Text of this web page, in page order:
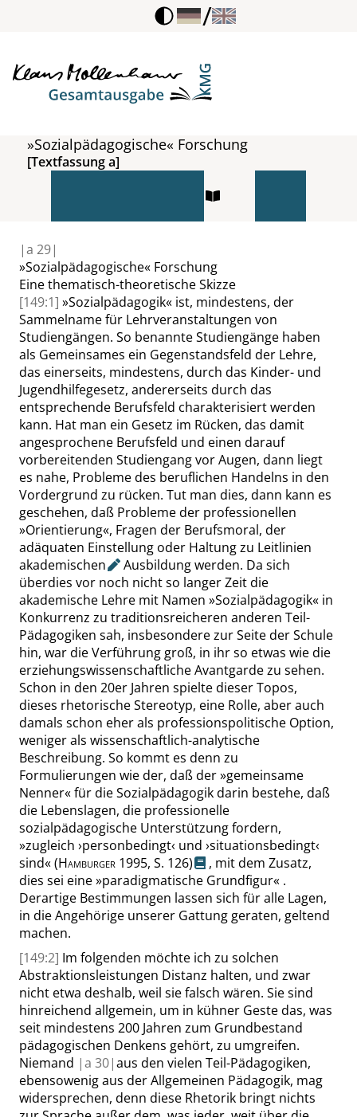
/
»Sozialpädagogische« Forschung
[Textfassung a]
|a 29|
»Sozialpädagogische« Forschung
Eine thematisch-theoretische Skizze
[149:1] »Sozialpädagogik« ist, mindestens, der
Sammelname für Lehrveranstaltungen von
Studiengängen. So benannte Studiengänge haben
als Gemeinsames ein Gegenstandsfeld der Lehre,
das einerseits, mindestens, durch das Kinder- und
Jugendhilfegesetz, andererseits durch das
entsprechende Berufsfeld charakterisiert werden
kann. Hat man ein Gesetz im Rücken, das damit
angesprochene Berufsfeld und einen darauf
vorbereitenden Studiengang vor Augen, dann liegt
es nahe, Probleme des beruflichen Handelns in den
Vordergrund zu rücken. Tut man dies, dann kann es
geschehen, daß Probleme der professionellen
»Orientierung«, Fragen der Berufsmoral, der
adäquaten Einstellung oder Haltung zu Leitlinien
akademischen
Ausbildung werden. Da sich
überdies vor noch nicht so langer Zeit die
akademische Lehre mit Namen »Sozialpädagogik« in
Konkurrenz zu traditionsreicheren anderen Teil-
Pädagogiken sah, insbesondere zur Seite der Schule
hin, war die Verführung groß, in ihr so etwas wie die
erziehungswissenschaftliche Avantgarde zu sehen.
Schon in den 20er Jahren spielte dieser Topos,
dieses rhetorische Stereotyp, eine Rolle, aber auch
damals schon eher als professionspolitische Option,
weniger als wissenschaftlich-analytische
Beschreibung. So kommt es denn zu
Formulierungen wie der, daß der»gemeinsame
Nenner«für die Sozialpädagogik darin bestehe, daß
die Lebenslagen, die professionelle
sozialpädagogische Unterstützung fordern,
»zugleich ›personbedingt‹ und ›situationsbedingt‹
sind«(Hamburger 1995, S. 126)
, mit dem Zusatz,
dies sei eine»paradigmatische Grundfigur« .
Derartige Bestimmungen lassen sich für alle Lagen,
in die Angehörige unserer Gattung geraten, geltend
machen.
[149:2] Im folgenden möchte ich zu solchen
Abstraktionsleistungen Distanz halten, und zwar
nicht etwa deshalb, weil sie falsch wären. Sie sind
hinreichend allgemein, um in kühner Geste das, was
seit mindestens 200 Jahren zum Grundbestand
pädagogischen Denkens gehört, zu umgreifen.
Niemand |a 30|aus den vielen Teil-Pädagogiken,
ebensowenigaus der Allgemeinen Pädagogik, mag
widersprechen, denn diese Rhetorik bringt nichts